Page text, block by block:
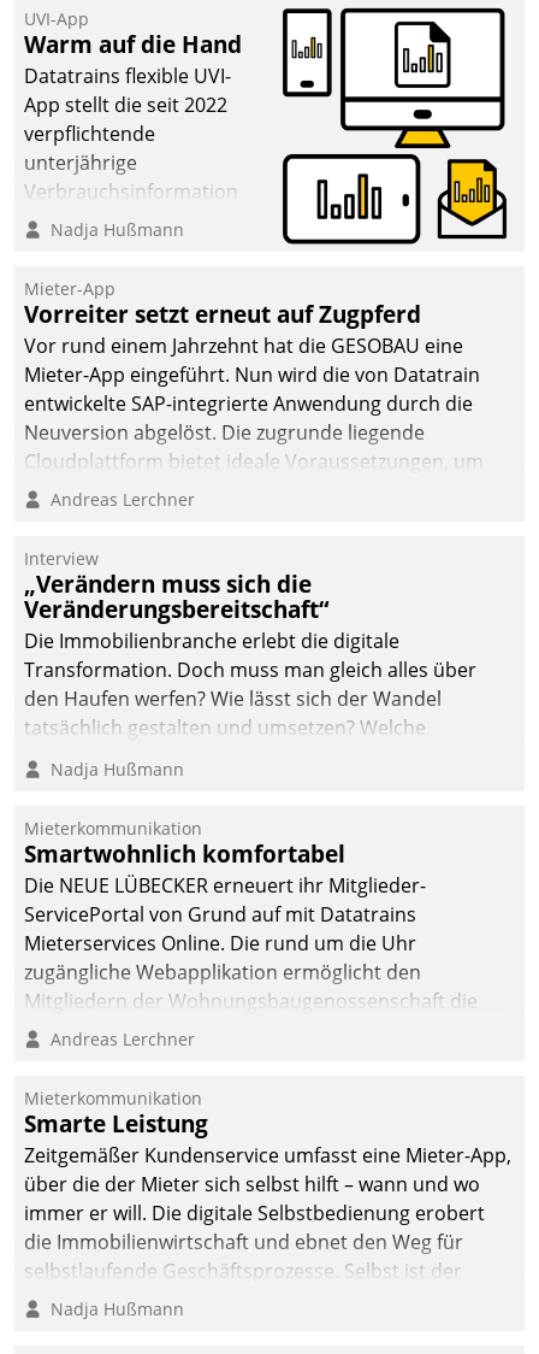
deutscher
Wohnungsunternehmen
– und beschleunigt damit
den Weg vom
Mieteranliegen zum
Dienstleisterauftrag.
UVI-App
Warm auf die Hand
Datatrains flexible UVI-
App stellt die seit 2022
verpflichtende
unterjährige
Verbrauchsinformation
schnell, zuverlässig und
Die monatlichen
Mitteilungen zum
Heizungs- und
Wasserverbrauch gehen
automatisiert, vollständig
und auf Wunsch über
mehrere zuvor
Kommunikationswege bei
Nadja Hußmann
Mieter-App
Vorreiter setzt erneut auf Zugpferd
Vor rund einem Jahrzehnt hat die GESOBAU eine
Mieter-App eingeführt. Nun wird die von Datatrain
entwickelte SAP-integrierte Anwendung durch die
Neuversion abgelöst. Die zugrunde liegende
Cloudplattform bietet ideale Voraussetzungen, um
die Funktionalität der App zu erweitern und weitere
integrieren.
Andreas Lerchner
Interview
„Verändern muss sich die
Veränderungsbereitschaft“
Die Immobilienbranche erlebt die digitale
Transformation. Doch muss man gleich alles über
den Haufen werfen? Wie lässt sich der Wandel
tatsächlich gestalten und umsetzen? Welche
Argumente zählen wirklich?
Nadja Hußmann
Mieterkommunikation
Smartwohnlich komfortabel
Die NEUE LÜBECKER erneuert ihr Mitglieder-
ServicePortal von Grund auf mit Datatrains
Mieterservices Online. Die rund um die Uhr
zugängliche Webapplikation ermöglicht den
Mitgliedern der Wohnungs­bau­genossenschaft die
Kontaktaufnahme per Smartphone, Tablet oder PC.
Andreas Lerchner
Mieterkommunikation
Smarte Leistung
Zeitgemäßer Kundenservice umfasst eine Mieter-App,
über die der Mieter sich selbst hilft – wann und wo
immer er will. Die digitale Selbstbedienung erobert
die Immobilienwirtschaft und ebnet den Weg für
selbstlaufende Geschäftsprozesse. Selbst ist der
Kunde und smart der Serviceanbieter.
Nadja Hußmann